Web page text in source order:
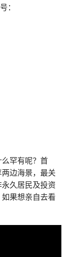
：
罕有呢？首
边海景，最关
久居民及投资
果想亲自去看